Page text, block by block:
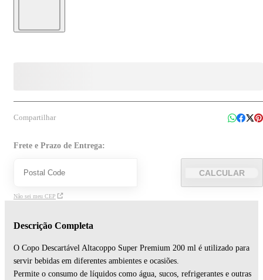
Compartilhar
Frete e Prazo de Entrega:
CALCULAR
Não sei meu CEP
Descrição Completa
O Copo Descartável Altacoppo Super Premium 200 ml é utilizado para
servir bebidas em diferentes ambientes e ocasiões.
Permite o consumo de líquidos como água, sucos, refrigerantes e outras